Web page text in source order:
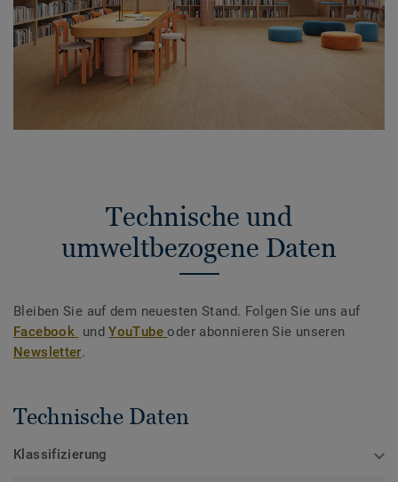
Technische und
umweltbezogene Daten
Bleiben Sie auf dem neuesten Stand. Folgen Sie uns auf
Facebook undYouTubeoder abonnieren Sie unseren
Newsletter.
Technische Daten
Klassifizierung